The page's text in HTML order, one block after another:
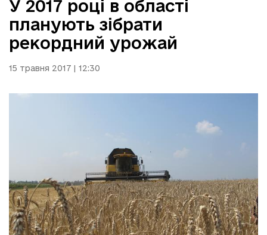
У 2017 році в області
планують зібрати
рекордний урожай
15 травня 2017 | 12:30